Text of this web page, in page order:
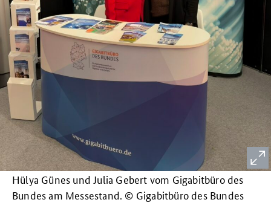
Hülya Günes und Julia Gebert vom Gigabitbüro des
Bundes am Messestand. © Gigabitbüro des Bundes